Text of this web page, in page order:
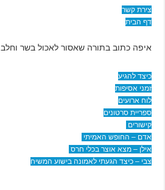
צירת קשר
דף הבית
איפה כתוב בתורה שאסור לאכול בשר וחלב
כיצד להגיע
זמני אסיפות
לוח ארועים
ספריית סרטונים
קישורים
אדם – החופש האמיתי
אילן – מצא אוצר בכלי חרס
צבי – כיצד הגעתי לאמונה בישוע המשיח